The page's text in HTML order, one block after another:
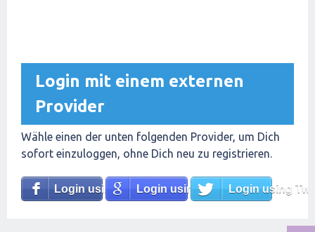
Login mit einem externen
Provider
Wähle einen der unten folgenden Provider, um Dich
sofort einzuloggen, ohne Dich neu zu registrieren.
Login using FacebookLogin using GoogleLogin using